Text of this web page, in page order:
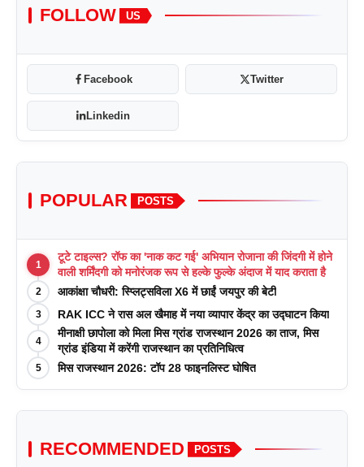
FOLLOW US
Facebook Twitter
Linkedin
POPULAR POSTS
1
टूटे टाइल्स? रॉफ का 'नाक कट गई' अभियान रोजाना की जिंदगी में होने
वाली शर्मिंदगी को मनोरंजक रूप से हल्के फुल्के अंदाज में याद कराता है
2 आकांक्षा चौधरी: स्प्लिट्सविला X6 में छाईं जयपुर की बेटी
3 RAK ICC ने रास अल खैमाह में नया व्यापार केंद्र का उद्घाटन किया
4
मीनाक्षी छापोला को मिला मिस ग्रांड राजस्थान 2026 का ताज, मिस
ग्रांड इंडिया में करेंगी राजस्थान का प्रतिनिधित्व
5 मिस राजस्थान 2026: टॉप 28 फाइनलिस्ट घोषित
RECOMMENDED POSTS